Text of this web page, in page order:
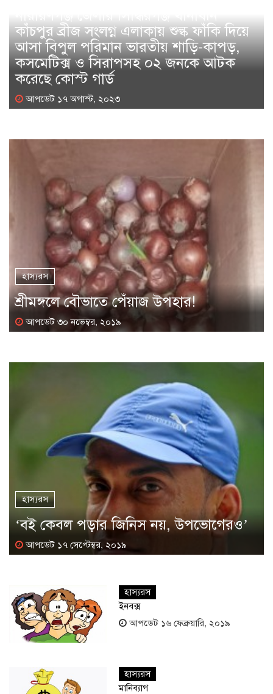
কাঁচপুর ব্রীজ সংলগ্ন এলাকায় শুল্ক ফাঁকি দিয়ে
আসা বিপুল পরিমান ভারতীয় শাড়ি-কাপড়,
কসমেটিক্স ও সিরাপসহ ০২ জনকে আটক
করেছে কোস্ট গার্ড
আপডেট ১৭ অগাস্ট, ২০২৩
হাস্যরস
শ্রীমঙ্গলে বৌভাতে পেঁয়াজ উপহার!
আপডেট ৩০ নভেম্বর, ২০১৯
হাস্যরস
‘বই কেবল পড়ার জিনিস নয়, উপভোগেরও’
আপডেট ১৭ সেপ্টেম্বর, ২০১৯
হাস্যরস
ইনবক্স
আপডেট ১৬ ফেব্রুয়ারি, ২০১৯
হাস্যরস
মানিব্যাগ